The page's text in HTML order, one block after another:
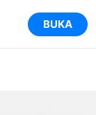
BUKA